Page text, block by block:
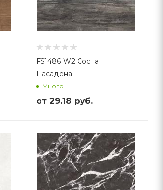
FS1486 W2 Сосна
Пасадена
Много
от 29.18 руб.